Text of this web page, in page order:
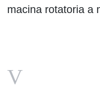
macina rotatoria a
V